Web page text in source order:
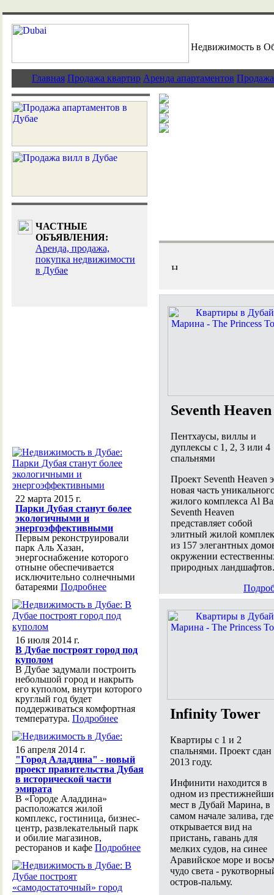
Недвижимость в
Главная Продажа квартир Аренда апартаментов
ЧАСТНЫЕ
ОБЪЯВЛЕНИЯ:
Аренда, продажа,
покупка недвижимости
в Дубае
Рост продаж
Seventh Heaven
Пентхаусы, виллы и
дуплексы с 1, 2, 3 или 4
спальнями
Проект Seventh Heaven
новая часть
жилого комплекса Al
Seventh Heaven
представляет собой
элитный жилой
из 157 элегантных
окружении
природных ландшафтов.
Infinity Tower
Квартиры с 1 и 2
спальнями. Проект сдан
2013 году.
Инфинити находится в
одном из
мест в Дубай Марина, в
самом начале залива, где
открывается вид на
пристань, гавань для
мелких судов, на синее
Аравийское море и
чудо света -
остров-пальму.
22 марта 2015 г.
Парки Дубая станут более
экологичными и
энергоэффективными
Первым реконструировали
парк Аль Хазан,
энергоснабжение которого
отныне обеспечивается
исключительно солнечными
батареями Подробнее
16 июля 2014 г.
В Дубае построят город под
куполом
В Дубае задумали построить
небольшой город и накрыть
его куполом, внутри которого
круглый год будет
поддерживаться комфортная
температура. Подробнее
16 апреля 2014 г.
"Город Аладдина" - новый
проект правительства Дубая
в исторической части
эмирата
В «Городе Аладдина»
расположатся жилой
комплекс, гостиница, бизнес-
центр, развлекательный парк
и обилие магазинов,
ресторанов и кафе Подробнее